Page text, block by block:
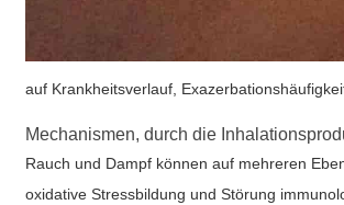
auf Krankheitsverlauf,
Mechanismen, durch die
Rauch und Dampf können auf mehreren
oxidative Stressbildung und Störung